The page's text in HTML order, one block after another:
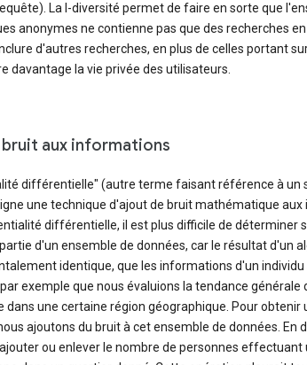
La l-diversité permet de faire en sorte que
anonymes ne contienne pas que des recherches
d'autres recherches, en plus de celles portant
davantage la vie privée des utilisateurs.
aux informations
différentielle" (autre terme faisant référence à un
une technique d'ajout de bruit mathématique
différentielle, il est plus difficile de déterminer
d'un ensemble de données, car le résultat d'un
identique, que les informations d'un individu
exemple que nous évaluions la tendance générale
dans une certaine région géographique. Pour
ajoutons du bruit à cet ensemble de données. En
ou enlever le nombre de personnes effectuant